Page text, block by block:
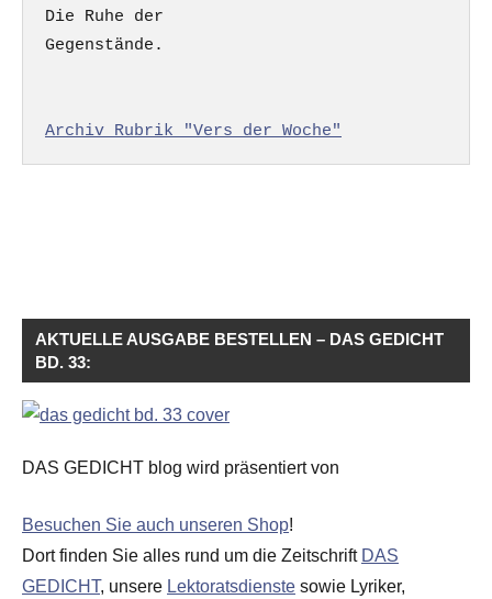
Die Ruhe der
Gegenstände.
Archiv Rubrik "Vers der Woche"
AKTUELLE AUSGABE BESTELLEN – DAS GEDICHT
BD. 33:
DAS GEDICHT blog wird präsentiert von
Besuchen Sie auch unseren Shop!
Dort finden Sie alles rund um die Zeitschrift DAS
GEDICHT, unsere Lektoratsdienste sowie Lyriker,